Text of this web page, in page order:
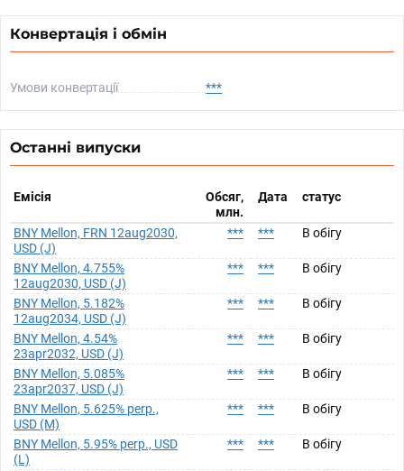
Конвертація і обмін
Умови конвертації ***
Останні випуски
Емісія
Обсяг,
млн.
Дата статус
BNY Mellon, FRN 12aug2030,
USD (J)
*** *** В обігу
BNY Mellon, 4.755%
12aug2030, USD (J)
*** *** В обігу
BNY Mellon, 5.182%
12aug2034, USD (J)
*** *** В обігу
BNY Mellon, 4.54%
23apr2032, USD (J)
*** *** В обігу
BNY Mellon, 5.085%
23apr2037, USD (J)
*** *** В обігу
BNY Mellon, 5.625% perp.,
USD (M)
*** *** В обігу
BNY Mellon, 5.95% perp., USD
(L)
*** *** В обігу